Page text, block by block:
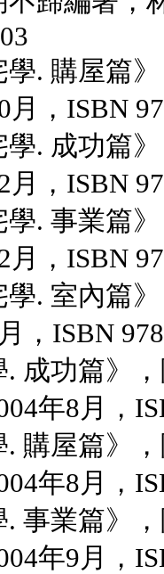
學. 購屋篇
月，ISBN
學. 成功篇
月，ISBN
學. 事業篇
月，ISBN
學. 室內篇
，ISBN
. 成功篇》
年8月，
. 購屋篇》
年8月，
. 事業篇》
年9月，